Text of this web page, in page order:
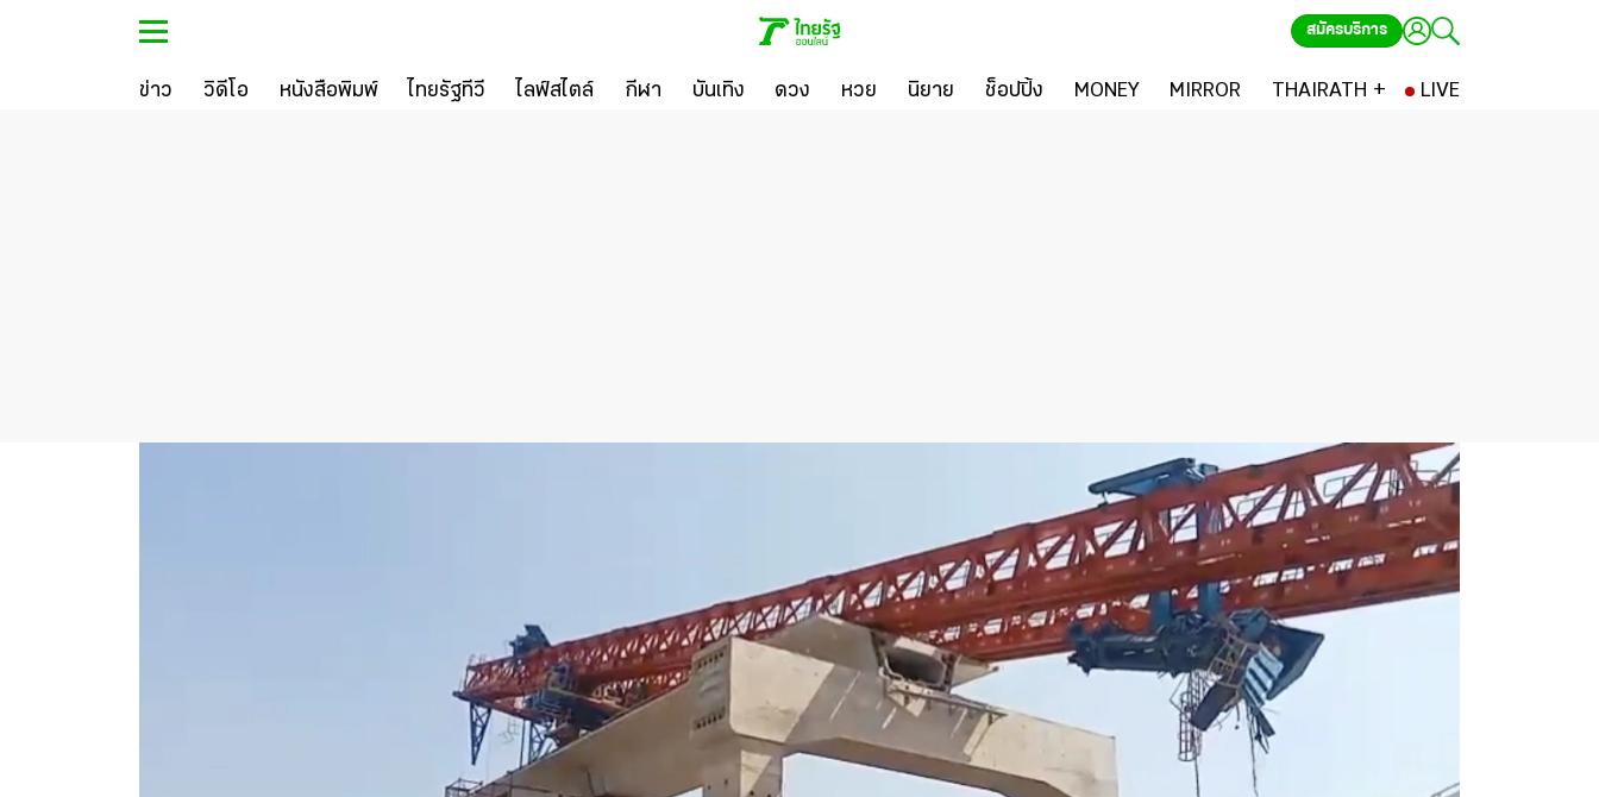
สมัครบริการ
ข่าว วิดีโอ หนังสือพิมพ์ ไทยรัฐทีวี ไลฟ์สไตล์ กีฬา บันเทิง ดวง หวย นิยาย ช็อปปิ้ง MONEY MIRROR THAIRATH + LIVE